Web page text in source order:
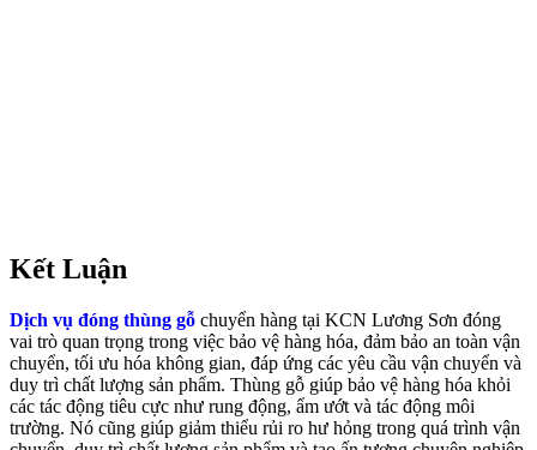
Kết Luận
Dịch vụ đóng thùng gỗ chuyển hàng tại KCN Lương Sơn đóng
vai trò quan trọng trong việc bảo vệ hàng hóa, đảm bảo an toàn vận
chuyển, tối ưu hóa không gian, đáp ứng các yêu cầu vận chuyển và
duy trì chất lượng sản phẩm. Thùng gỗ giúp bảo vệ hàng hóa khỏi
các tác động tiêu cực như rung động, ẩm ướt và tác động môi
trường. Nó cũng giúp giảm thiểu rủi ro hư hỏng trong quá trình vận